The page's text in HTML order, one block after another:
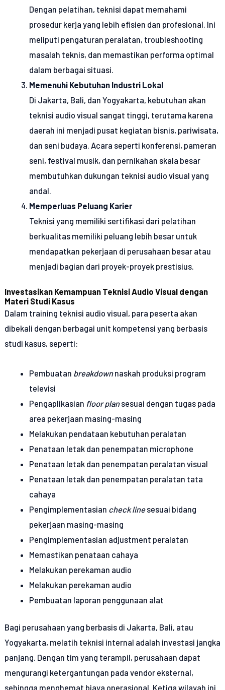
Dengan pelatihan, teknisi dapat memahami
prosedur kerja yang lebih efisien dan profesional. Ini
meliputi pengaturan peralatan, troubleshooting
masalah teknis, dan memastikan performa optimal
dalam berbagai situasi.
Memenuhi Kebutuhan Industri Lokal
Di Jakarta, Bali, dan Yogyakarta, kebutuhan akan
teknisi audio visual sangat tinggi, terutama karena
daerah ini menjadi pusat kegiatan bisnis, pariwisata,
dan seni budaya. Acara seperti konferensi, pameran
seni, festival musik, dan pernikahan skala besar
membutuhkan dukungan teknisi audio visual yang
andal.
Memperluas Peluang Karier
Teknisi yang memiliki sertifikasi dari pelatihan
berkualitas memiliki peluang lebih besar untuk
mendapatkan pekerjaan di perusahaan besar atau
menjadi bagian dari proyek-proyek prestisius.
Investasikan Kemampuan Teknisi Audio Visual dengan
Materi Studi Kasus
Dalam training teknisi audio visual, para peserta akan
dibekali dengan berbagai unit kompetensi yang berbasis
studi kasus, seperti:
Pembuatan breakdownnaskah produksi program
televisi
Pengaplikasian floor plansesuai dengan tugas pada
area pekerjaan masing-masing
Melakukan pendataan kebutuhan peralatan
Penataan letak dan penempatan microphone
Penataan letak dan penempatan peralatan visual
Penataan letak dan penempatan peralatan tata
cahaya
Pengimplementasian check linesesuai bidang
pekerjaan masing-masing
Pengimplementasian adjustment peralatan
Memastikan penataan cahaya
Melakukan perekaman audio
Melakukan perekaman audio
Pembuatan laporan penggunaan alat
Bagi perusahaan yang berbasis di Jakarta, Bali, atau
Yogyakarta, melatih teknisi internal adalah investasi jangka
panjang. Dengan tim yang terampil, perusahaan dapat
mengurangi ketergantungan pada vendor eksternal,
sehingga menghemat biaya operasional. Ketiga wilayah ini